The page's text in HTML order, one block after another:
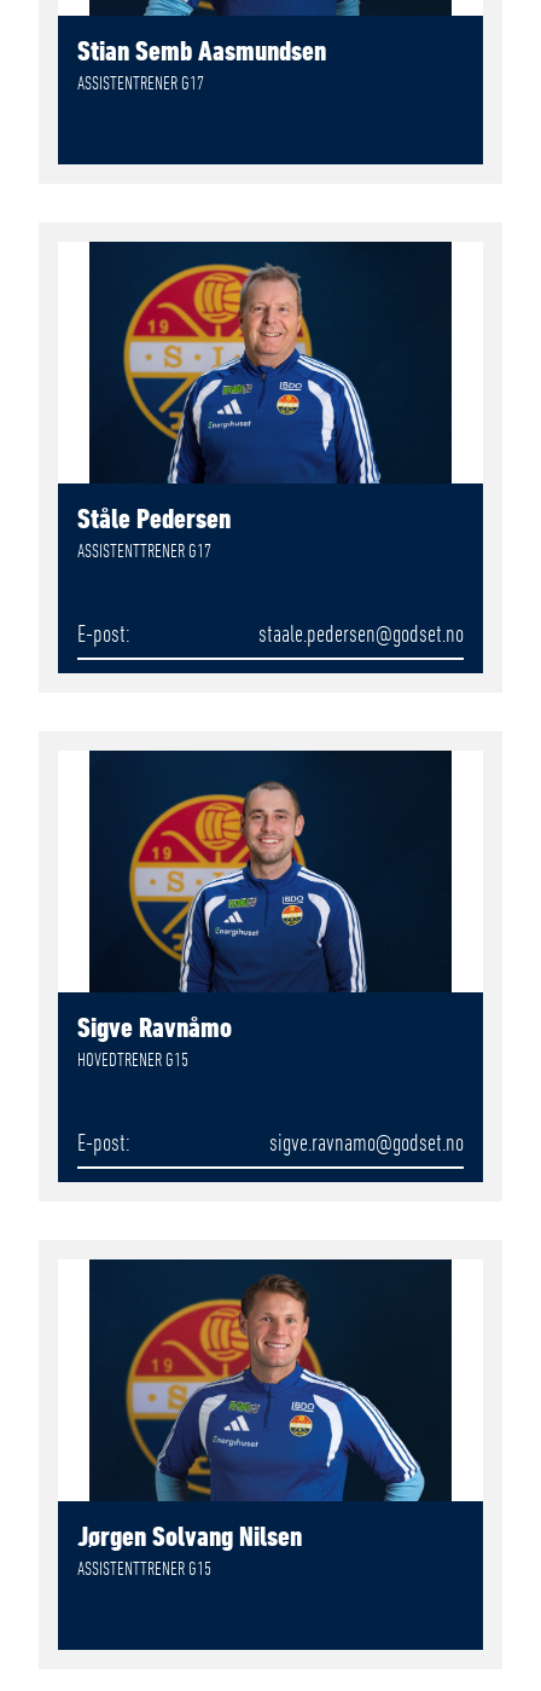
Stian Semb Aasmundsen
ASSISTENTRENER G17
Ståle Pedersen
ASSISTENTTRENER G17
E-post staale.pedersen@godset.no
Sigve Ravnåmo
HOVEDTRENER G15
E-post sigve.ravnamo@godset.no
Jørgen Solvang Nilsen
ASSISTENTTRENER G15